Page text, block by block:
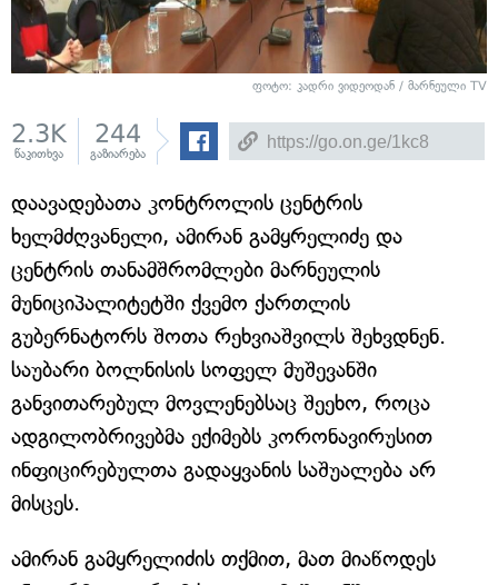
ფოტო: კადრი ვიდეოდან / მარნეული TV
2.3K
წაკითხვა
244
გაზიარება
დაავადებათა კონტროლის ცენტრის
ხელმძღვანელი, ამირან გამყრელიძე და
ცენტრის თანამშრომლები მარნეულის
მუნიციპალიტეტში ქვემო ქართლის
გუბერნატორს შოთა რეხვიაშვილს შეხვდნენ.
საუბარი ბოლნისის სოფელ მუშევანში
განვითარებულ მოვლენებსაც შეეხო, როცა
ადგილობრივებმა ექიმებს კორონავირუსით
ინფიცირებულთა გადაყვანის საშუალება არ
მისცეს.
ამირან გამყრელიძის თქმით, მათ მიაწოდეს